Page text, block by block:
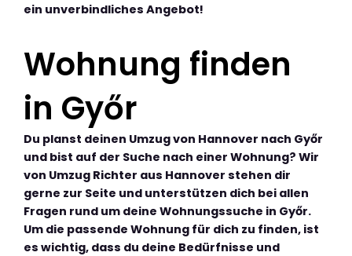
ein unverbindliches Angebot!
Wohnung finden
in Győr
Du planst deinen Umzug von Hannover nach Győr
und bist auf der Suche nach einer Wohnung? Wir
von Umzug Richter aus Hannover stehen dir
gerne zur Seite und unterstützen dich bei allen
Fragen rund um deine Wohnungssuche in Győr.
Um die passende Wohnung für dich zu finden, ist
es wichtig, dass du deine Bedürfnisse und